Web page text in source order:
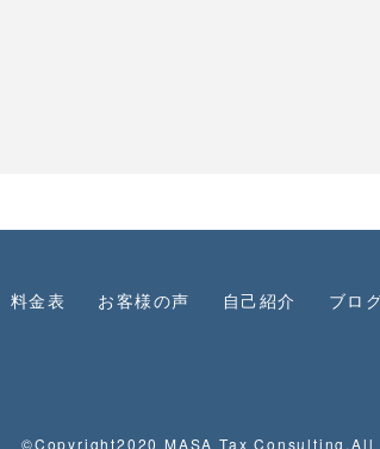
料金表 お客様の声 自己紹介 ブロ
©Copyright2020 MASA Tax Consulting.All